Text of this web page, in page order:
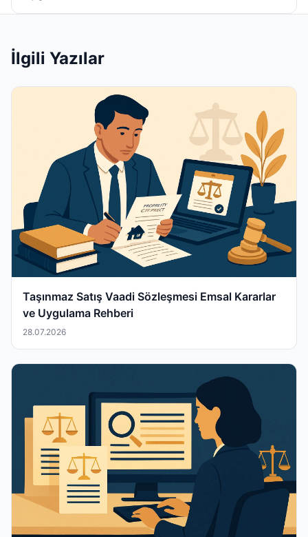
İlgili Yazılar
Taşınmaz Satış Vaadi Sözleşmesi Emsal Kararlar
ve Uygulama Rehberi
28.07.2026